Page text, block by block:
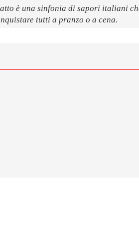
è una sinfonia di sapori italiani
tutti a pranzo o a cena.